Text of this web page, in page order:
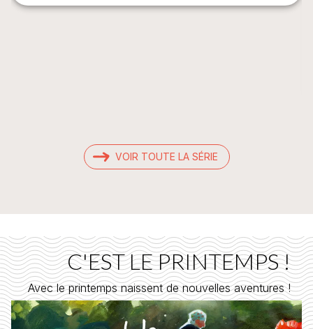
VOIR TOUTE LA SÉRIE
C'EST LE PRINTEMPS !
Avec le printemps naissent de nouvelles aventures !